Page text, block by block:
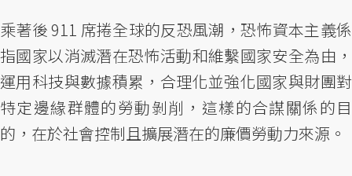
乘著後 911 席捲全球的反恐風潮，恐怖資本主義係
指國家以消滅潛在恐怖活動和維繫國家安全為由，
運用科技與數據積累，合理化並強化國家與財團對
特定邊緣群體的勞動剝削，這樣的合謀關係的目
的，在於社會控制且擴展潛在的廉價勞動力來源。